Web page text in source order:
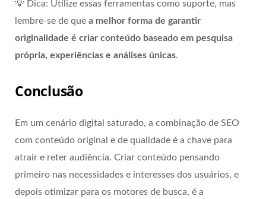
💡 Dica: Utilize essas ferramentas como suporte, mas
lembre-se de que a melhor forma de garantir
originalidade é criar conteúdo baseado em pesquisa
própria, experiências e análises únicas.
Conclusão
Em um cenário digital saturado, a combinação de SEO
com conteúdo original e de qualidade é a chave para
atrair e reter audiência. Criar conteúdo pensando
primeiro nas necessidades e interesses dos usuários, e
depois otimizar para os motores de busca, é a